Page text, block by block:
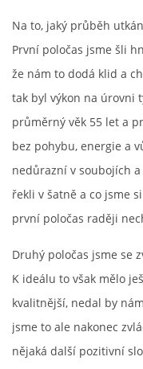
STARŠÍ ŽÁCI
MLADŠÍ ŽÁCI
MLADŠÍ ŽÁCI "B"
STARŠÍ PŘÍPRAVKA R
MLADŠÍ PŘÍPRAVKA
PODPORUJÍ NÁŠ KLUB
ARCHÍV
DOTACE
Na to, jaký průběh
První poločas jsme šli
že nám to dodá klid a
tak byl výkon na úrovni
průměrný věk 55 let a
bez pohybu, energie a
nedůrazní v soubojích
řekli v šatně a co jsme
první poločas raději
Druhý poločas jsme se
K ideálu to však mělo
kvalitnější, nedal by
jsme to ale nakonec
nějaká další pozitivní